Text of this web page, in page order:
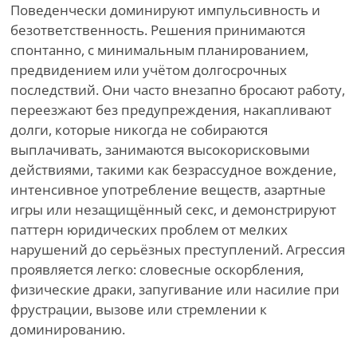
Поведенчески доминируют импульсивность и
безответственность. Решения принимаются
спонтанно, с минимальным планированием,
предвидением или учётом долгосрочных
последствий. Они часто внезапно бросают работу,
переезжают без предупреждения, накапливают
долги, которые никогда не собираются
выплачивать, занимаются высокорисковыми
действиями, такими как безрассудное вождение,
интенсивное употребление веществ, азартные
игры или незащищённый секс, и демонстрируют
паттерн юридических проблем от мелких
нарушений до серьёзных преступлений. Агрессия
проявляется легко: словесные оскорбления,
физические драки, запугивание или насилие при
фрустрации, вызове или стремлении к
доминированию.